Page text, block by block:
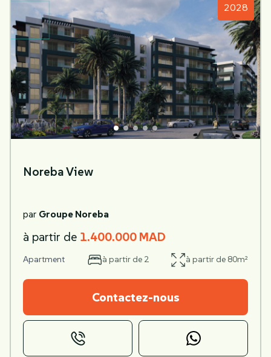
2028
Noreba View
par Groupe Noreba
à partir de 1.400.000 MAD
Apartment à partir de 2 à partir de 80m²
Contactez-nous